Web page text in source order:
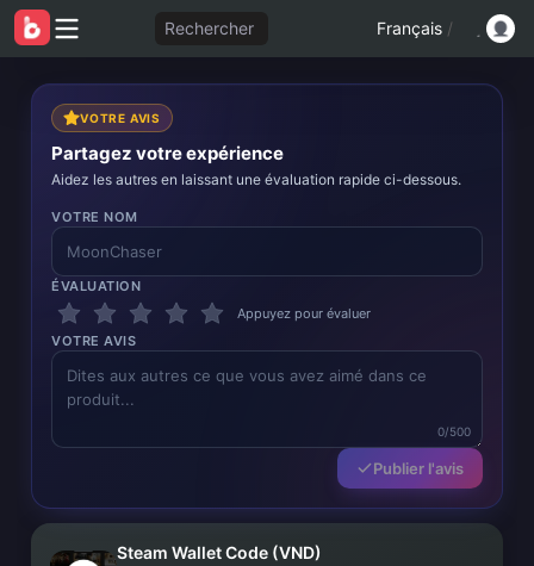
Rechercher Français /
VOTRE AVIS
Partagez votre expérience
Aidez les autres en laissant une évaluation rapide ci-dessous.
VOTRE NOM
ÉVALUATION
Appuyez pour évaluer
VOTRE AVIS
0/500
Publier l'avis
Steam Wallet Code (VND)